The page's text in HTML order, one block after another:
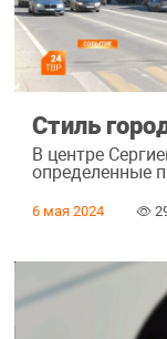
Стиль
В центре
определенные
6 мая 2024